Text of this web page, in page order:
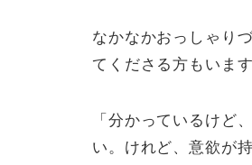
なかなかおっしゃり
てくださる方もいます
「分かっているけど
い。けれど、意欲が